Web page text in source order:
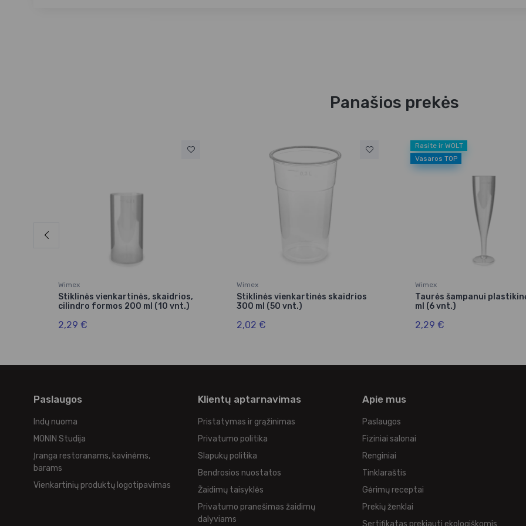
Panašios prekės
Wimex
Stiklinės vienkartinės, skaidrios,
cilindro formos 200 ml (10 vnt.)
2,29 €
Wimex
Stiklinės vienkartinės skaidrios
300 ml (50 vnt.)
2,02 €
Rasite ir WOLT
Vasaros TOP
Wimex
Taurės šampanui
ml (6 vnt.)
2,29 €
Paslaugos
Indų nuoma
MONIN Studija
Įranga restoranams, kavinėms,
barams
Vienkartinių produktų logotipavimas
Klientų aptarnavimas
Pristatymas ir grąžinimas
Privatumo politika
Slapukų politika
Bendrosios nuostatos
Žaidimų taisyklės
Privatumo pranešimas žaidimų
dalyviams
Apie mus
Paslaugos
Fiziniai salonai
Renginiai
Tinklaraštis
Gėrimų receptai
Prekių ženklai